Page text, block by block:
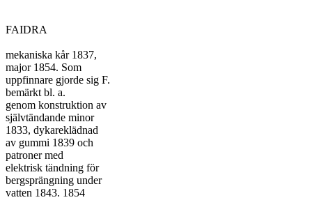
FAIDRA
mekaniska kår 1837,
major 1854. Som
uppfinnare gjorde sig F.
bemärkt bl. a.
genom konstruktion av
självtändande minor
1833, dykareklädnad
av gummi 1839 och
patroner med
elektrisk tändning för
bergsprängning under
vatten 1843. 1854